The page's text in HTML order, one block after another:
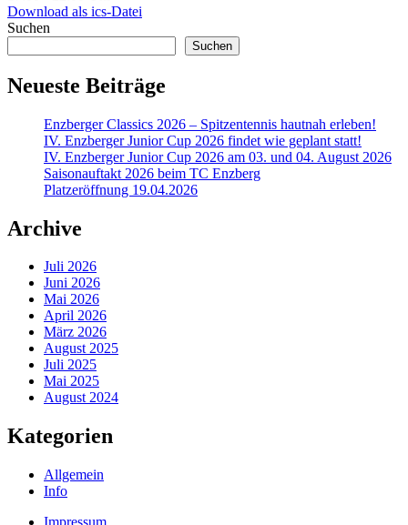
Download als ics-Datei
Suchen
Suchen
Neueste Beiträge
Enzberger Classics 2026 – Spitzentennis hautnah erleben!
IV. Enzberger Junior Cup 2026 findet wie geplant statt!
IV. Enzberger Junior Cup 2026 am 03. und 04. August 2026
Saisonauftakt 2026 beim TC Enzberg
Platzeröffnung 19.04.2026
Archive
Juli 2026
Juni 2026
Mai 2026
April 2026
März 2026
August 2025
Juli 2025
Mai 2025
August 2024
Kategorien
Allgemein
Info